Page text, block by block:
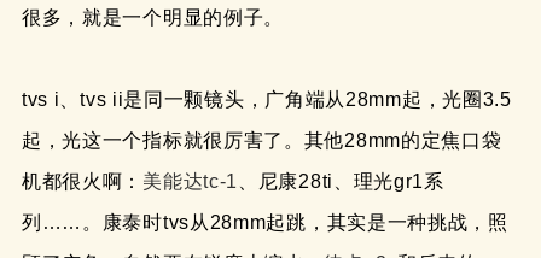
很多，就是一个明显的例子。
tvs i、tvs ii是同一颗镜头，广角端从28mm起，光圈3.5
起，光这一个指标就很厉害了。其他28mm的定焦口袋
机都很火啊： 美能达tc-1
、尼康28ti、理光gr1系
列……。康泰时tvs从28mm起跳，其实是一种挑战，照